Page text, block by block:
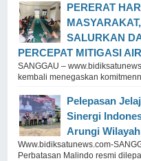
PERERAT
SALURKAN
PERCEPAT MITIGASI
SANGGAU –
kembali menegaskan
Pelepasan
Sinergi
Arungi
Www.bidiksatunews.com-
Perbatasan Malindo resmi